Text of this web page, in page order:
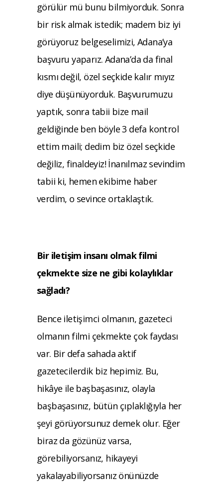
görülür mü bunu bilmiyorduk. Sonra
bir risk almak istedik; madem biz iyi
görüyoruz belgeselimizi, Adana’ya
başvuru yaparız. Adana’da da final
kısmı değil, özel seçkide kalır mıyız
diye düşünüyorduk. Başvurumuzu
yaptık, sonra tabii bize mail
geldiğinde ben böyle 3 defa kontrol
ettim maili; dedim biz özel seçkide
değiliz, finaldeyiz! İnanılmaz sevindim
tabii ki, hemen ekibime haber
verdim, o sevince ortaklaştık.
Bir iletişim insanı olmak filmi
çekmekte size ne gibi kolaylıklar
sağladı?
Bence iletişimci olmanın, gazeteci
olmanın filmi çekmekte çok faydası
var. Bir defa sahada aktif
gazetecilerdik biz hepimiz. Bu,
hikâye ile başbaşasınız, olayla
başbaşasınız, bütün çıplaklığıyla her
şeyi görüyorsunuz demek olur. Eğer
biraz da gözünüz varsa,
görebiliyorsanız, hikayeyi
yakalayabiliyorsanız önünüzde